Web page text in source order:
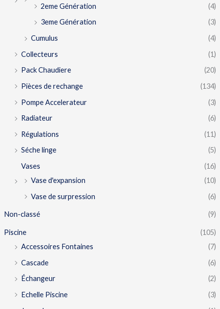
2eme Génération
(4)
3eme Génération
(3)
Cumulus
(4)
Collecteurs
(1)
Pack Chaudiere
(20)
Pièces de rechange
(134)
Pompe Accelerateur
(3)
Radiateur
(6)
Régulations
(11)
Séche linge
(5)
Vases
(16)
Vase d'expansion
(10)
Vase de surpression
(6)
Non-classé (9)
Piscine
(105)
Accessoires Fontaines
(7)
Cascade
(6)
Échangeur
(2)
Echelle Piscine
(3)